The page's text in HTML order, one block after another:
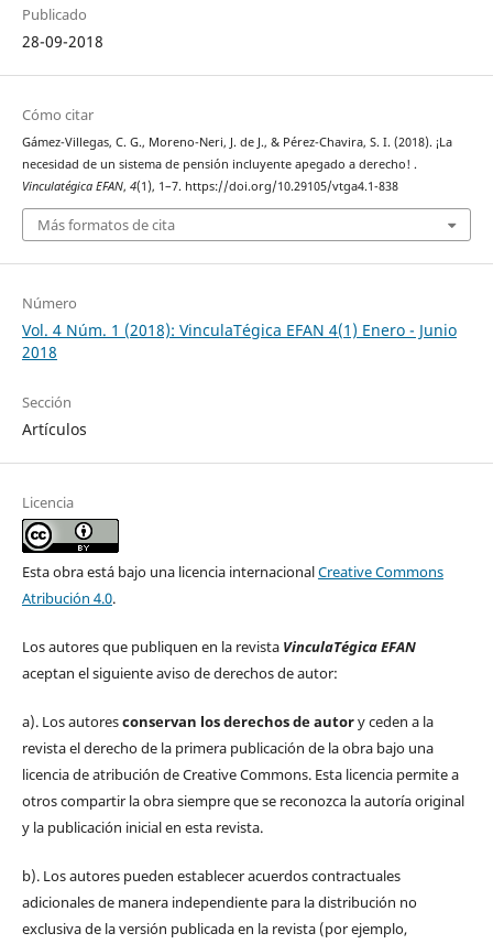
Publicado
28-09-2018
Cómo citar
Gámez-Villegas, C. G., Moreno-Neri, J. de J., & Pérez-Chavira, S. I. (2018). ¡La
necesidad de un sistema de pensión incluyente apegado a derecho! .
Vinculatégica EFAN, 4(1), 1–7. https://doi.org/10.29105/vtga4.1-838
Más formatos de cita
Número
Vol. 4 Núm. 1 (2018): VinculaTégica EFAN 4(1) Enero - Junio
2018
Sección
Artículos
Licencia
Esta obra está bajo una licencia internacionalCreative Commons
Atribución 4.0.
Los autores que publiquen en la revista VinculaTégica EFAN
aceptan el siguiente aviso de derechos de autor:
a). Los autoresconservan los derechos de autory ceden a la
revista el derecho de la primera publicación de la obra bajo una
licencia de atribución de Creative Commons. Esta licencia permite a
otros compartir la obra siempre que se reconozca la autoría original
y la publicación inicial en esta revista.
b). Los autores pueden establecer acuerdos contractuales
adicionales de manera independiente para la distribución no
exclusiva de la versión publicada en la revista (por ejemplo,